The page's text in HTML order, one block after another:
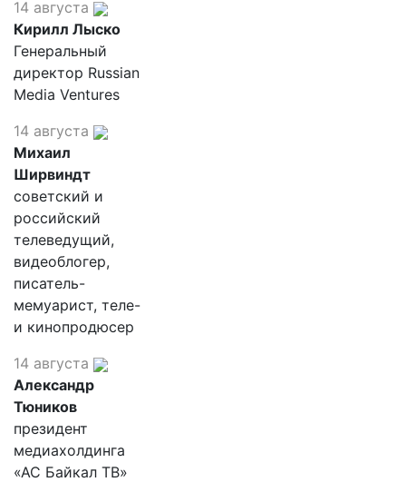
14 августа
Кирилл Лыско
Генеральный
директор Russian
Media Ventures
14 августа
Михаил
Ширвиндт
советский и
российский
телеведущий,
видеоблогер,
писатель-
мемуарист, теле-
и кинопродюсер
14 августа
Александр
Тюников
президент
медиахолдинга
«АС Байкал ТВ»